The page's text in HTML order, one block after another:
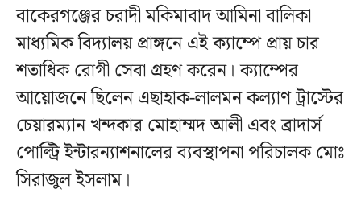
বাকেরগঞ্জের চরাদী মকিমাবাদ আমিনা বালিকা
মাধ্যমিক বিদ্যালয় প্রাঙ্গনে এই ক্যাম্পে প্রায় চার
শতাধিক রোগী সেবা গ্রহণ করেন। ক্যাম্পের
আয়োজনে ছিলেন এছাহাক-লালমন কল্যাণ ট্রাস্টের
চেয়ারম্যান খন্দকার মোহাম্মদ আলী এবং ব্রাদার্স
পোল্ট্রি ইন্টারন্যাশনালের ব্যবস্থাপনা পরিচালক মোঃ
সিরাজুল ইসলাম।